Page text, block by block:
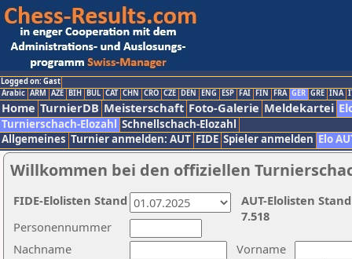
Logged on: Gast
Arabic ARM AZE BIH BUL CAT CHN CRO CZE DEN ENG ESP FAI FIN FRA GER GRE INA
Home TurnierDB Meisterschaft Foto-Galerie Meldekartei
Turnierschach-Elozahl Schnellschach-Elozahl
Allgemeines Turnier anmelden: AUT FIDE Spieler anmelden Elo
Willkommen bei den offiziellen
Nachname
Vorname
Personennummer
AUT-Elolisten
7.518
FIDE-Elolisten Stand